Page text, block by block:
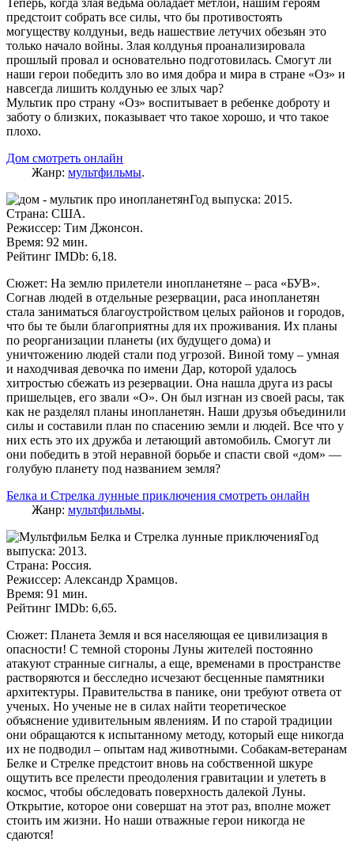
предстоит собрать все силы, что бы противостоять
могуществу колдуньи, ведь нашествие летучих обезьян это
только начало войны. Злая колдунья проанализировала
прошлый провал и основательно подготовилась. Смогут ли
наши герои победить зло во имя добра и мира в стране «Оз» и
навсегда лишить колдунью ее злых чар?
Мультик про страну «Оз» воспитывает в ребенке доброту и
заботу о близких, показывает что такое хорошо, и что такое
плохо.
Дом смотреть онлайн
Жанр: мультфильмы.
Год выпуска: 2015.
Страна: США.
Режиссер: Тим Джонсон.
Время: 92 мин.
Рейтинг IMDb: 6,18.
Сюжет: На землю прилетели инопланетяне – раса «БУВ».
Согнав людей в отдельные резервации, раса инопланетян
стала заниматься благоустройством целых районов и городов,
что бы те были благоприятны для их проживания. Их планы
по реорганизации планеты (их будущего дома) и
уничтожению людей стали под угрозой. Виной тому – умная
и находчивая девочка по имени Дар, которой удалось
хитростью сбежать из резервации. Она нашла друга из расы
пришельцев, его звали «О». Он был изгнан из своей расы, так
как не разделял планы инопланетян. Наши друзья объединили
силы и составили план по спасению земли и людей. Все что у
них есть это их дружба и летающий автомобиль. Смогут ли
они победить в этой неравной борьбе и спасти свой «дом» —
голубую планету под названием земля?
Белка и Стрелка лунные приключения смотреть онлайн
Жанр: мультфильмы.
Год
выпуска: 2013.
Страна: Россия.
Режиссер: Александр Храмцов.
Время: 91 мин.
Рейтинг IMDb: 6,65.
Сюжет: Планета Земля и вся населяющая ее цивилизация в
опасности! С темной стороны Луны жителей постоянно
атакуют странные сигналы, а еще, временами в пространстве
растворяются и бесследно исчезают бесценные памятники
архитектуры. Правительства в панике, они требуют ответа от
ученых. Но ученые не в силах найти теоретическое
объяснение удивительным явлениям. И по старой традиции
они обращаются к испытанному методу, который еще никогда
их не подводил – опытам над животными. Собакам-ветеранам
Белке и Стрелке предстоит вновь на собственной шкуре
ощутить все прелести преодоления гравитации и улететь в
космос, чтобы обследовать поверхность далекой Луны.
Открытие, которое они совершат на этот раз, вполне может
стоить им жизни. Но наши отважные герои никогда не
сдаются!